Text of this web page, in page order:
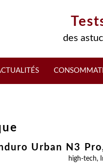
des
Urban N3
high-tech,